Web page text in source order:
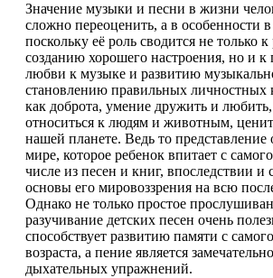
Значение музыки и песни в жизни
сложно переоценить, а в особенности
поскольку её роль сводится не только
созданию хорошего настроения, но и
любви к музыке и развитию
становлению правильных личностных
как доброта, умение дружить и
относиться к людям и животным,
нашей планете. Ведь то
мире, которое ребенок впитает с
числе из песен и книг, впоследствии и
основы его мировоззрения на всю
Однако не только простое
разучивание детских песен очень
способствует развитию памяти с
возраста, а пение является
дыхательных упражнений.